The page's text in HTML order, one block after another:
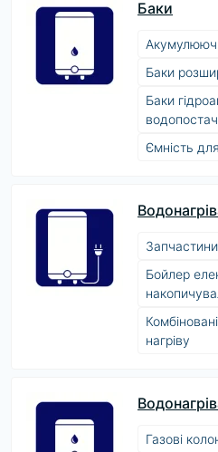
Баки
Баки
Баки
Ємність
Бойлер
нагріву
Газові